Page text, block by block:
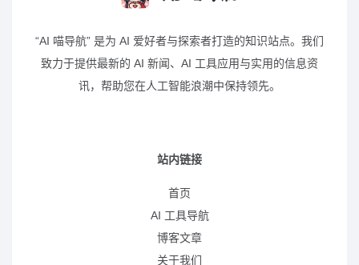
“AI 喵导航” 是为 AI 爱好者与探索者打造的知识站点。我们
致力于提供最新的 AI 新闻、AI 工具应用与实用的信息资
讯，帮助您在人工智能浪潮中保持领先。
站内链接
首页
AI 工具导航
博客文章
关于我们